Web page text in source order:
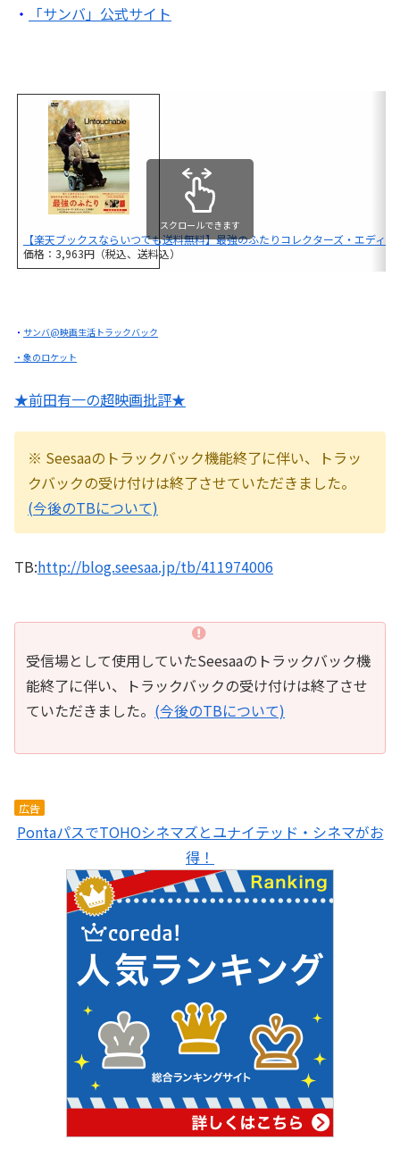
・ 「サンバ」公式サイト
【楽天ブックスならいつでも送料無料】最強のふたりコレクターズ・エディ
価格：3,963円（税込、送料込）
スクロールできます
・ サンバ@映画生活トラックバック
・象のロケット
★前田有一の超映画批評★
※ Seesaaのトラックバック機能終了に伴い、トラッ
クバックの受け付けは終了させていただきました。
(今後のTBについて)
TB:http://blog.seesaa.jp/tb/411974006
受信場として使用していたSeesaaのトラックバック機
能終了に伴い、トラックバックの受け付けは終了させ
ていただきました。 (今後のTBについて)
広告
PontaパスでTOHOシネマズとユナイテッド・シネマがお
得！